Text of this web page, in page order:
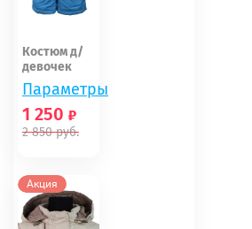
Костюм д/
девочек
Palhare
весна рост...
Параметры
1 250
2 850руб.
98
Акция